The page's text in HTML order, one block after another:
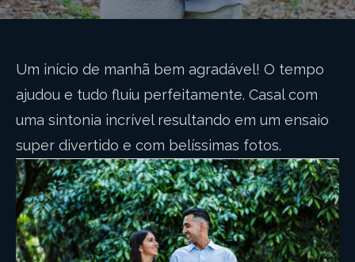
Um início de manhã bem agradável! O tempo
ajudou e tudo fluiu perfeitamente. Casal com
uma sintonia incrível resultando em um ensaio
super divertido e com belíssimas fotos.